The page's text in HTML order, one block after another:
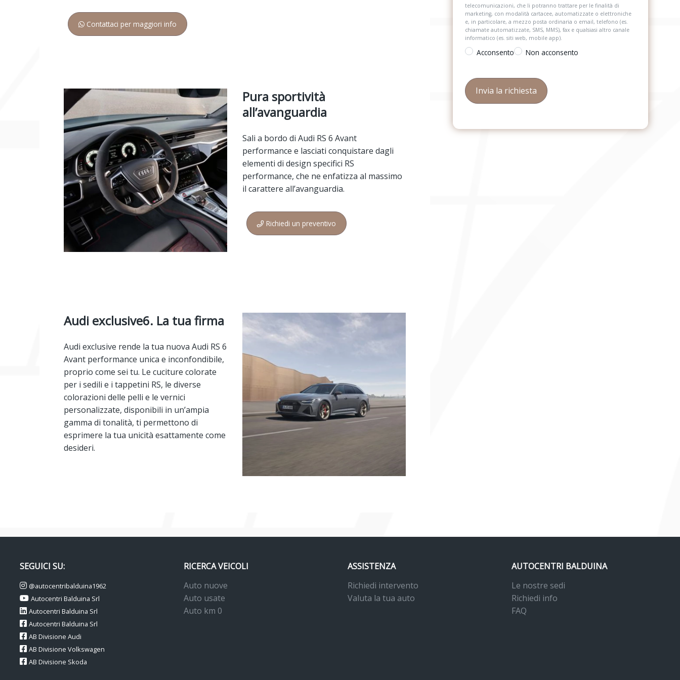
Contattaci per maggiori info
Pura sportività
all’avanguardia
Sali a bordo di Audi RS 6 Avant
performance e lasciati conquistare dagli
elementi di design specifici RS
performance, che ne enfatizza al massimo
il carattere all’avanguardia.
Richiedi un preventivo
Audi exclusive6. La tua firma
Audi exclusive rende la tua nuova Audi RS 6
Avant performance unica e inconfondibile,
proprio come sei tu. Le cuciture colorate
per i sedili e i tappetini RS, le diverse
colorazioni delle pelli e le vernici
personalizzate, disponibili in un’ampia
gamma di tonalità, ti permettono di
esprimere la tua unicità esattamente come
desideri.
telecomunicazioni, che li potranno trattare per le finalità di
marketing, con modalità cartacee, automatizzate o elettroniche
e, in particolare, a mezzo posta ordinaria o email, telefono (es.
chiamate automatizzate, SMS, MMS), fax e qualsiasi altro canale
informatico (es. siti web, mobile app).
Acconsento Non acconsento
SEGUICI SU:
@autocentribalduina1962
Autocentri Balduina Srl
Autocentri Balduina Srl
Autocentri Balduina Srl
AB Divisione Audi
AB Divisione Volkswagen
AB Divisione Skoda
RICERCA VEICOLI
Auto nuove
Auto usate
Auto km 0
ASSISTENZA
Richiedi intervento
Valuta la tua auto
AUTOCENTRI BALDUINA
Le nostre sedi
Richiedi info
FAQ